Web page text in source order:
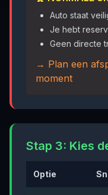
Auto staat
Je hebt
Geen directe
→ Plan een
moment
Stap 3: Kies
Optie